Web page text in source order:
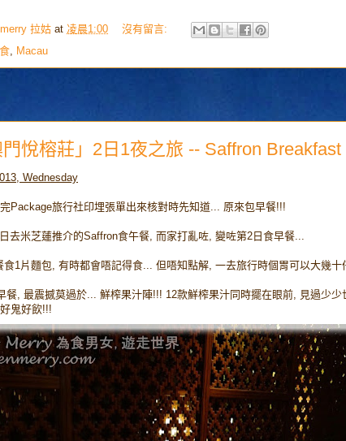
拉姑 at 凌晨1:00
沒有留言:
Macau
悅榕莊」2日1夜之旅 -- Saffron Breakfast
Wednesday
Package旅行社印埋張單出來核對時先知道... 原來包早餐!!!
去米芝蓮推介的Saffron食午餐, 而家打亂咗, 變咗第2日食早餐...
食1片麵包, 有時都會唔記得食... 但唔知點解, 一去旅行時個胃可以大幾十
餐, 最震撼莫過於... 鮮榨果汁陣!!! 12款鮮榨果汁同時擺在眼前, 見過少
鬼好飲!!!